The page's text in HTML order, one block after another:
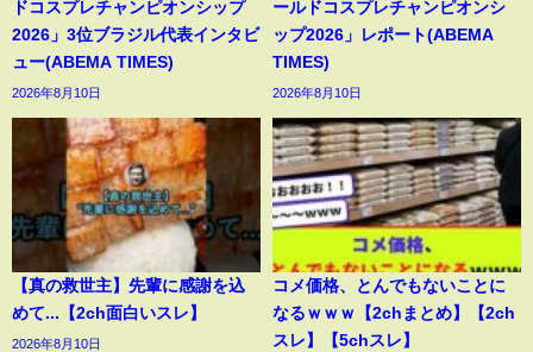
ドコスプレチャンピオンシップ
2026」3位ブラジル代表インタビ
ュー(ABEMA TIMES)
2026年8月10日
ールドコスプレチャンピオンシ
ップ2026」レポート(ABEMA
TIMES)
2026年8月10日
【真の救世主】先輩に感謝を込
めて...【2ch面白いスレ】
2026年8月10日
コメ価格、とんでもないことに
なるｗｗｗ【2chまとめ】【2ch
スレ】【5chスレ】